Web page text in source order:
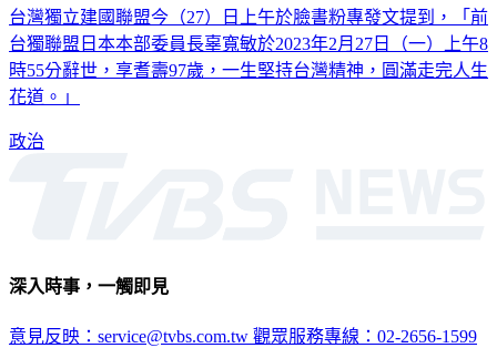
台灣獨立建國聯盟今（27）日上午於臉書粉專發文提到，「前
台獨聯盟日本本部委員長辜寬敏於2023年2月27日（一）上午8
時55分辭世，享耆壽97歲，一生堅持台灣精神，圓滿走完人生
花道。」
政治
深入時事，一觸即見
意見反映：service@tvbs.com.tw 觀眾服務專線：02-2656-1599